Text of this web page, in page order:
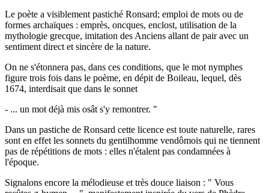
Le poète a visiblement pastiché Ronsard; emploi de mots ou de
formes archaïques : emprès, oncques, enclost, utilisation de la
mythologie grecque, imitation des Anciens allant de pair avec un
sentiment direct et sincère de la nature.
On ne s'étonnera pas, dans ces conditions, que le mot nymphes
figure trois fois dans le poème, en dépit de Boileau, lequel, dès
1674, interdisait que dans le sonnet
- ... un mot déjà mis osât s'y remontrer. "
Dans un pastiche de Ronsard cette licence est toute naturelle, rares
sont en effet les sonnets du gentilhomme vendômois qui ne tiennent
pas de répétitions de mots : elles n'étalent pas condamnées à
l'époque.
Signalons encore la mélodieuse et très douce liaison : " Vous